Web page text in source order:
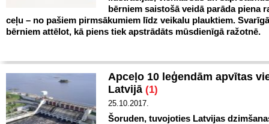
bērniem saistošā veidā parāda piena
ceļu – no pašiem pirmsākumiem līdz veikalu plauktiem.
bērniem attēlot, kā piens tiek apstrādāts mūsdienīgā ražotnē.
Apceļo 10 leģendām apvītas
Latvijā (1)
25.10.2017.
Šoruden, tuvojoties Latvijas